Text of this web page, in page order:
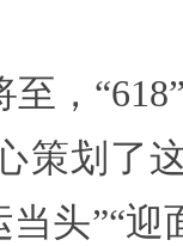
至，
策划了
当头”“